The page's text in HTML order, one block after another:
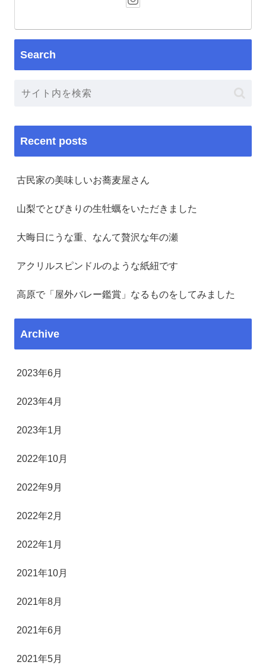
Search
Recent posts
古民家の美味しいお蕎麦屋さん
山梨でとびきりの生牡蠣をいただきました
大晦日にうな重、なんて贅沢な年の瀬
アクリルスピンドルのような紙紐です
高原で「屋外バレー鑑賞」なるものをしてみました
Archive
2023年6月
2023年4月
2023年1月
2022年10月
2022年9月
2022年2月
2022年1月
2021年10月
2021年8月
2021年6月
2021年5月